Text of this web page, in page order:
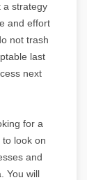
a strategy
and effort
not trash
last
next
for a
look on
and
You will